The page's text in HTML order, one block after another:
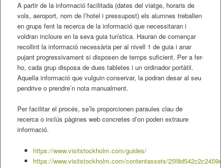
A partir de la informació facilitada (dates del viatge, horaris de
vols, aeroport, nom de l’hotel i pressupost) els alumnes treballen
en grups fent la recerca de la informació que necessitaran i
voldran incloure en la seva guia turística. Hauran de començar
recollint la informació necessària per al nivell 1 de guia i anar
pujant progressivament si disposen de temps suficient. Per a fer-
ho, cada grup disposa de dues tabletes i un ordinador portàtil.
Aquella informació que vulguin conservar, la podran desar al seu
pendrive o prendre’n nota manualment.
Per facilitar el procés, se’ls proporcionen paraules clau de
recerca o inclús pàgines web concretes d’on poden extraure
informació.
https://www.visitstockholm.com/guides/
https://www.visitstockholm.com/contentassets/